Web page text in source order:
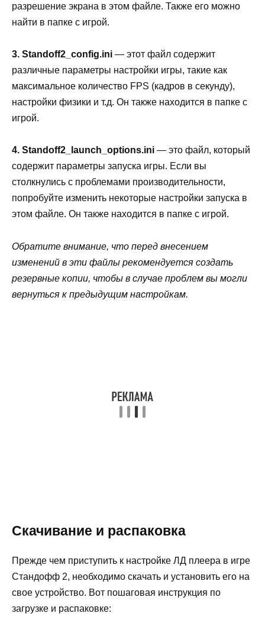
разрешение экрана в этом файле. Также его можно
найти в папке с игрой.
3. Standoff2_config.ini — этот файл содержит
различные параметры настройки игры, такие как
максимальное количество FPS (кадров в секунду),
настройки физики и т.д. Он также находится в папке с
игрой.
4. Standoff2_launch_options.ini — это файл, который
содержит параметры запуска игры. Если вы
столкнулись с проблемами производительности,
попробуйте изменить некоторые настройки запуска в
этом файле. Он также находится в папке с игрой.
Обратите внимание, что перед внесением
изменений в эти файлы рекомендуется создать
резервные копии, чтобы в случае проблем вы могли
вернуться к предыдущим настройкам.
Скачивание и распаковка
Прежде чем приступить к настройке ЛД плеера в игре
Стандофф 2, необходимо скачать и установить его на
свое устройство. Вот пошаговая инструкция по
загрузке и распаковке: